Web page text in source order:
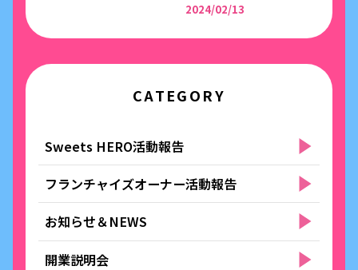
2024/02/13
CATEGORY
Sweets HERO活動報告
フランチャイズオーナー活動報告
お知らせ＆NEWS
開業説明会